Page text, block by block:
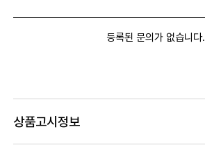
등록된 문의가 없습니다.
상품고시정보